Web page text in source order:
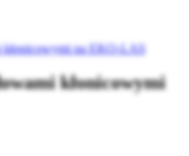
kłonicowymi na EKO-LAS
kłonicowymi